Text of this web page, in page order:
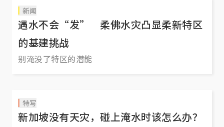
新闻
遇水不会“发” 柔佛水灾凸显柔新特区
的基建挑战
别淹没了特区的潜能
特写
新加坡没有天灾，碰上淹水时该怎么办？